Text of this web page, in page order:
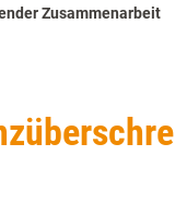
Zusammenarbeit